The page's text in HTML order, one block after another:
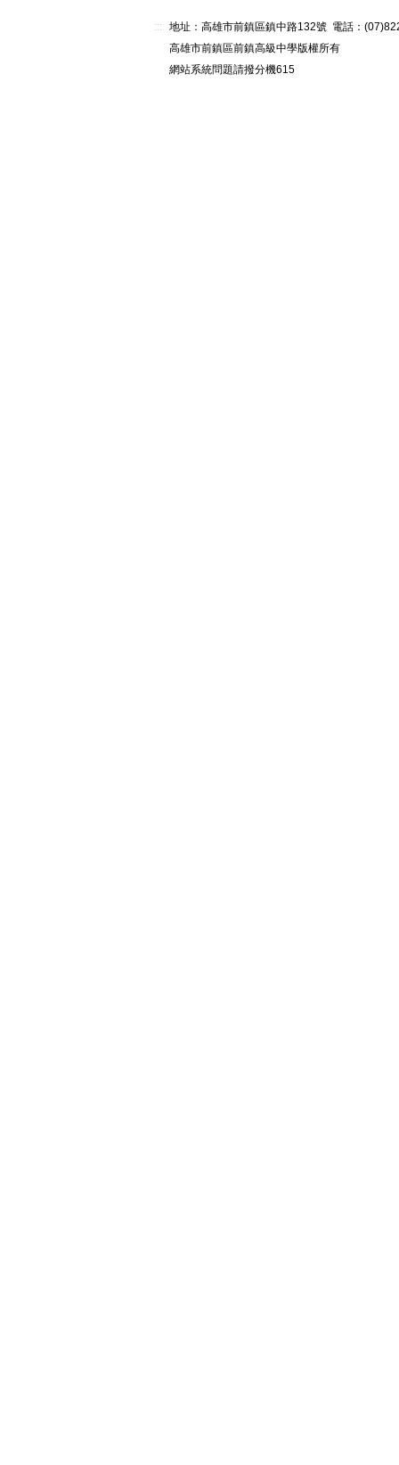
:::
地址：高雄市前鎮區鎮中路132號 電話：
高雄市前鎮區前鎮高級中學版權所有
網站系統問題請撥分機615